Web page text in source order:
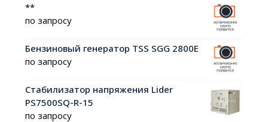
**
по запросу
Бензиновый генератор TSS SGG 2800E
по запросу
Стабилизатор напряжения Lider
PS7500SQ-R-15
по запросу